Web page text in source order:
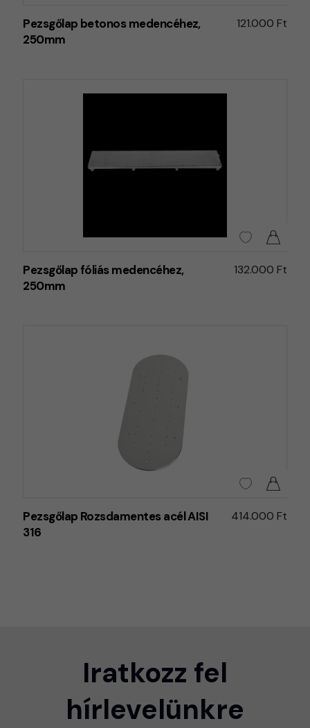
Pezsgőlap betonos medencéhez,
250mm
121.000 Ft
Pezsgőlap fóliás medencéhez,
250mm
132.000 Ft
Pezsgőlap Rozsdamentes acél AISI
316
414.000 Ft
Iratkozz fel
hírlevelünkre